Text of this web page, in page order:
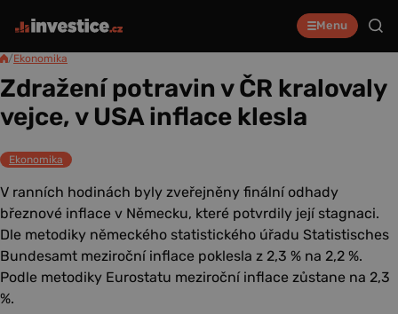
Menu
/Ekonomika
Zdražení potravin v ČR kralovaly
vejce, v USA inflace klesla
Ekonomika
V ranních hodinách byly zveřejněny finální odhady
březnové inflace v Německu, které potvrdily její stagnaci.
Dle metodiky německého statistického úřadu Statistisches
Bundesamt meziroční inflace poklesla z 2,3 % na 2,2 %.
Podle metodiky Eurostatu meziroční inflace zůstane na 2,3
%.